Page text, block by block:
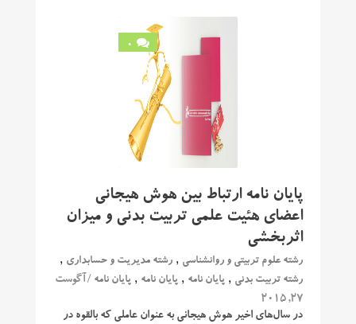
0
پایان نامه ارتباط بین هوش هیجانی
اعضای هئیت علمی تربیت بدنی و میزان
اثربخشی
رشته علوم تربیتی و روانشناسی ,رشته مدیریت و حسابداری ,
رشته تربیت بدنی , پایان نامه , پایان نامه , پایان نامه / آگوست
27, 2015
در سال‌های اخیر هوش هیجانی به عنوان عاملی که بالقوه در